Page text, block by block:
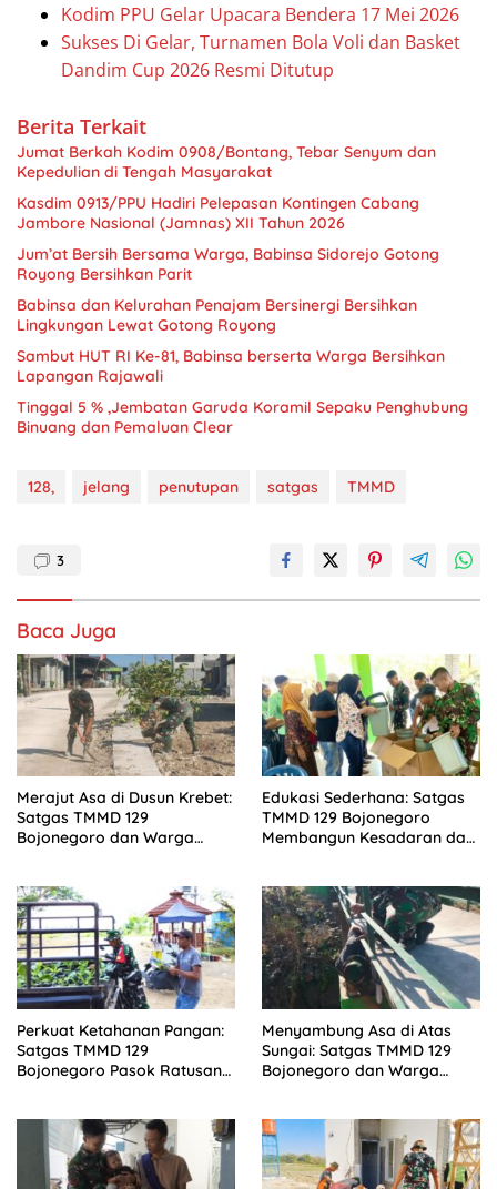
Kodim PPU Gelar Upacara Bendera 17 Mei 2026
Sukses Di Gelar, Turnamen Bola Voli dan Basket
Dandim Cup 2026 Resmi Ditutup
Berita Terkait
Jumat Berkah Kodim 0908/Bontang, Tebar Senyum dan
Kepedulian di Tengah Masyarakat
Kasdim 0913/PPU Hadiri Pelepasan Kontingen Cabang
Jambore Nasional (Jamnas) XII Tahun 2026
Jum’at Bersih Bersama Warga, Babinsa Sidorejo Gotong
Royong Bersihkan Parit
Babinsa dan Kelurahan Penajam Bersinergi Bersihkan
Lingkungan Lewat Gotong Royong
Sambut HUT RI Ke-81, Babinsa berserta Warga Bersihkan
Lapangan Rajawali
Tinggal 5 % ,Jembatan Garuda Koramil Sepaku Penghubung
Binuang dan Pemaluan Clear
128, jelang penutupan satgas TMMD
3
Baca Juga
Merajut Asa di Dusun Krebet:
Satgas TMMD 129
Bojonegoro dan Warga
Edukasi Sederhana: Satgas
TMMD 129 Bojonegoro
Membangun Kesadaran dan
Perkuat Ketahanan Pangan:
Satgas TMMD 129
Bojonegoro Pasok Ratusan
Menyambung Asa di Atas
Sungai: Satgas TMMD 129
Bojonegoro dan Warga